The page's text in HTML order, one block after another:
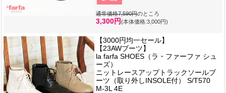
通常価格7,590円のところ
3,300円(本体価格:3,000円)
【3000円均一セール】
【23AWブーツ】
la farfa SHOES（ラ・ファーファ シュ
ーズ）
ニットレースアップトラックソールブ
ーツ（取り外しINSOLE付） S/T570
M-3L 4E